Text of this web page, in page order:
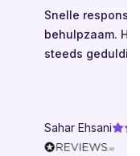
Snelle respons.
behulpzaam.
steeds geduldig.
Sahar Ehsani